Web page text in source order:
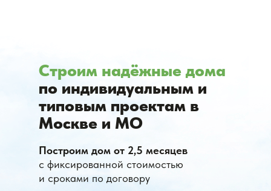
Строим надёжные дома
по индивидуальным и
типовым проектам в
Москве и МО
Построим дом от 2,5 месяцев
с фиксированной стоимостью
и сроками по договору